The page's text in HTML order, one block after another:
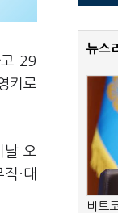
29
키로
날 오
·대
뉴스
비트